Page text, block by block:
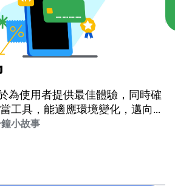
擴大結帳選項
為使用者提供最佳體驗，同時確
工具，能適應環境變化，邁向成
小故事